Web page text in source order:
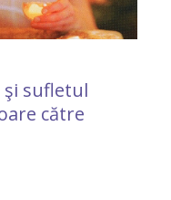
sufletul
către